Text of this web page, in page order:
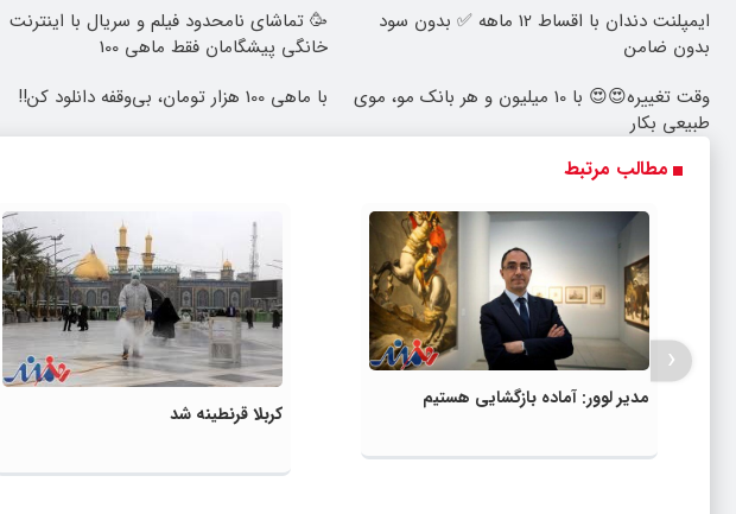
ایمپلنت دندان با اقساط 12 ماهه ✅ بدون سود
بدون ضامن
🥳 تماشای نامحدود فیلم و سریال با اینترنت
خانگی پیشگامان فقط ماهی 100
وقت تغییره😍😍 با 10 میلیون و هر بانک مو، موی
طبیعی بکار
با ماهی 100 هزار تومان، بی‌وقفه دانلود کن!!
مطالب مرتبط
مدیر لوور: آماده بازگشایی هستیم
کربلا قرنطینه شد
‹